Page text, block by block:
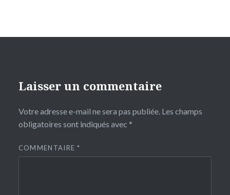
Laisser un commentaire
Votre adresse e-mail ne sera pas publiée. Les champs
obligatoires sont indiqués avec *
COMMENTAIRE*